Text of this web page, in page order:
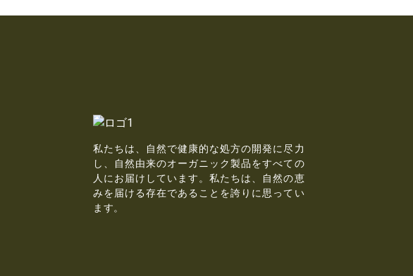
私たちは、自然で健康的な処方の開発に尽力
し、自然由来のオーガニック製品をすべての
人にお届けしています。私たちは、自然の恵
みを届ける存在であることを誇りに思ってい
ます。